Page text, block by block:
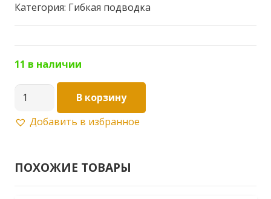
Категория: Гибкая подводка
11 в наличии
Количество
Подводка
В корзину
Добавить в избранное
ПОХОЖИЕ ТОВАРЫ